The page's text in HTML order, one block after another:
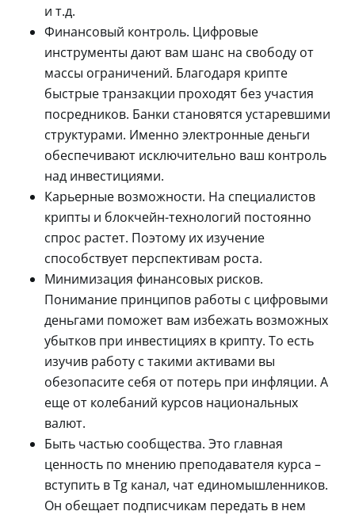
и т.д.
Финансовый контроль. Цифровые
инструменты дают вам шанс на свободу от
массы ограничений. Благодаря крипте
быстрые транзакции проходят без участия
посредников. Банки становятся устаревшими
структурами. Именно электронные деньги
обеспечивают исключительно ваш контроль
над инвестициями.
Карьерные возможности. На специалистов
крипты и блокчейн-технологий постоянно
спрос растет. Поэтому их изучение
способствует перспективам роста.
Минимизация финансовых рисков.
Понимание принципов работы с цифровыми
деньгами поможет вам избежать возможных
убытков при инвестициях в крипту. То есть
изучив работу с такими активами вы
обезопасите себя от потерь при инфляции. А
еще от колебаний курсов национальных
валют.
Быть частью сообщества. Это главная
ценность по мнению преподавателя курса –
вступить в Tg канал, чат единомышленников.
Он обещает подписчикам передать в нем